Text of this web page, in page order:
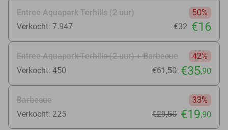
Entree Aquapark Terhills (2 uur)
50%
Verkocht: 7.947
€32 €16
Entree Aquapark Terhills (2 uur) + Barbecue
42%
Verkocht: 450
€61,50 €35,90
Barbecue
33%
Verkocht: 225
€29,50 €19,90